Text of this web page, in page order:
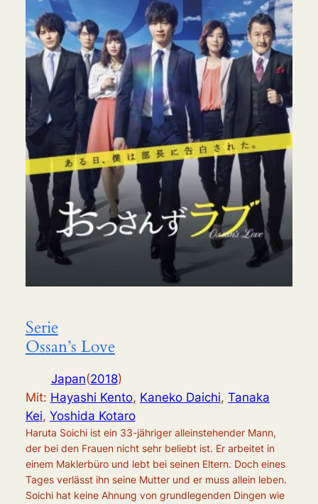
Serie
Ossan’s Love
Japan(2018)
Mit: Hayashi Kento, Kaneko Daichi, Tanaka
Kei, Yoshida Kotaro
Haruta Soichi ist ein 33-jähriger alleinstehender Mann,
der bei den Frauen nicht sehr beliebt ist. Er arbeitet in
einem Maklerbüro und lebt bei seinen Eltern. Doch eines
Tages verlässt ihn seine Mutter und er muss allein leben.
Soichi hat keine Ahnung von grundlegenden Dingen wie